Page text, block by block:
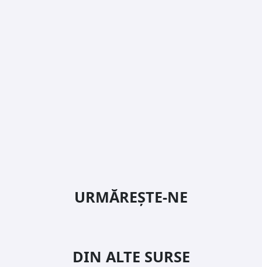
URMĂREȘTE-NE
DIN ALTE SURSE